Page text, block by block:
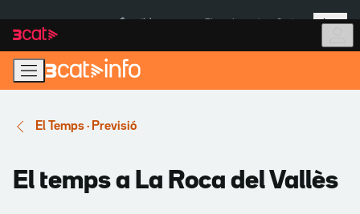
navegació
principal
contingut
Més
El Temps · Previsió
El temps a La Roca del Vallès